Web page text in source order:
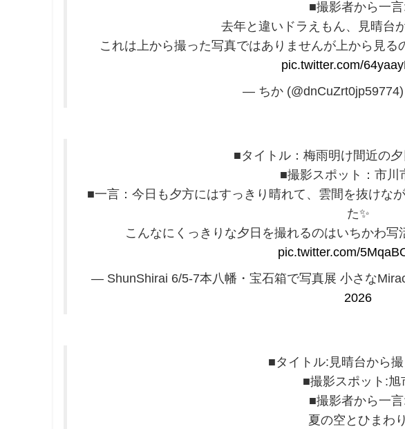
■撮影者から一
去年と違いドラえもん、見晴台
これは上から撮った写真ではありませんが上から見る
pic.twitter.com/
— ちか (@dnCuZrt0jp59774)
■タイトル：梅雨明け間近の夕
■撮影スポット：市川
■一言：今日も夕方にはすっきり晴れて、雲間を抜けな
た✨️
こんなにくっきりな夕日を撮れるのはいちかわ
pic.twitter.com/
— ShunShirai 6/5-7本八幡・宝石箱で写真展 小さな
2026
■タイトル:見晴台から
■撮影スポット:旭
■撮影者から一
夏の空とひまわり